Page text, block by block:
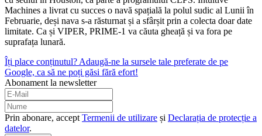
Machines a livrat cu succes o navă spațială la polul sudic al Lunii în
Februarie, deși nava s-a răsturnat și a sfârșit prin a colecta doar date
limitate. Ca și VIPER, PRIME-1 va căuta gheață și va fora pe
suprafața lunară.
Îți place conținutul? Adaugă-ne la sursele tale preferate de pe
Google, ca să ne poți găsi fără efort!
Abonament la newsletter
Prin abonare, accept Termenii de utilizare și Declarația de protecție a
datelor.